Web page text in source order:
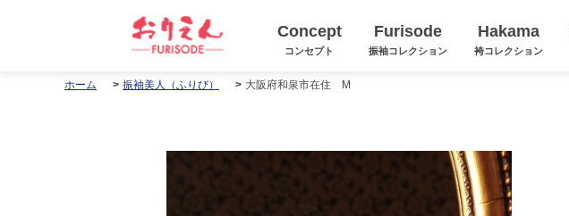
Concept
コンセプト
Furisode
振袖コレクション
Hakama
袴コレクション
ホーム 振袖美人（ふりび） 大阪府和泉市在住 M